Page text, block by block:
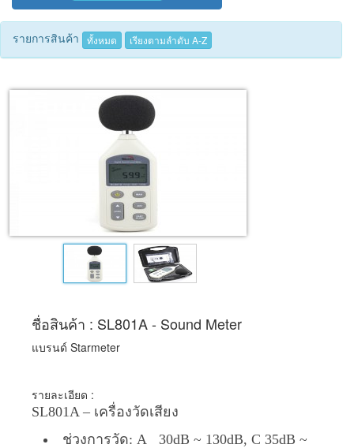
Tecnimed
Woods
รายการสินค้า ทั้งหมด เรียงตามลำดับ A-Z
ชื่อสินค้า : SL801A - Sound Meter
แบรนด์ Starmeter
รายละเอียด :
SL801A – เครื่องวัดเสียง
ช่วงการวัด: A 30dB ~ 130dB, C 35dB ~